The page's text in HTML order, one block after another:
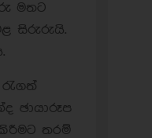
මතට
සිරුරුයි.
ඡායාරූප
තරම්